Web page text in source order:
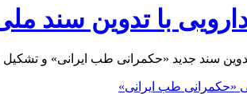
با تدوین سند
تدوین سند جدید «حکمرانی طب ایرانی» و